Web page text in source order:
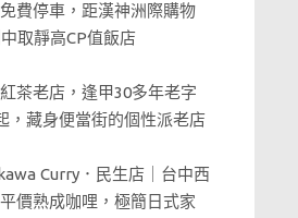
費停車，距漢神洲際購物
取靜高CP值飯店
茶老店，逢甲30多年老字
，藏身便當街的個性派老店
Curry．民生店｜台中西
價熟成咖哩，極簡日式家